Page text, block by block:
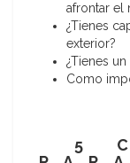
afrontar el
¿Tienes
exterior?
¿Tienes
Como
5